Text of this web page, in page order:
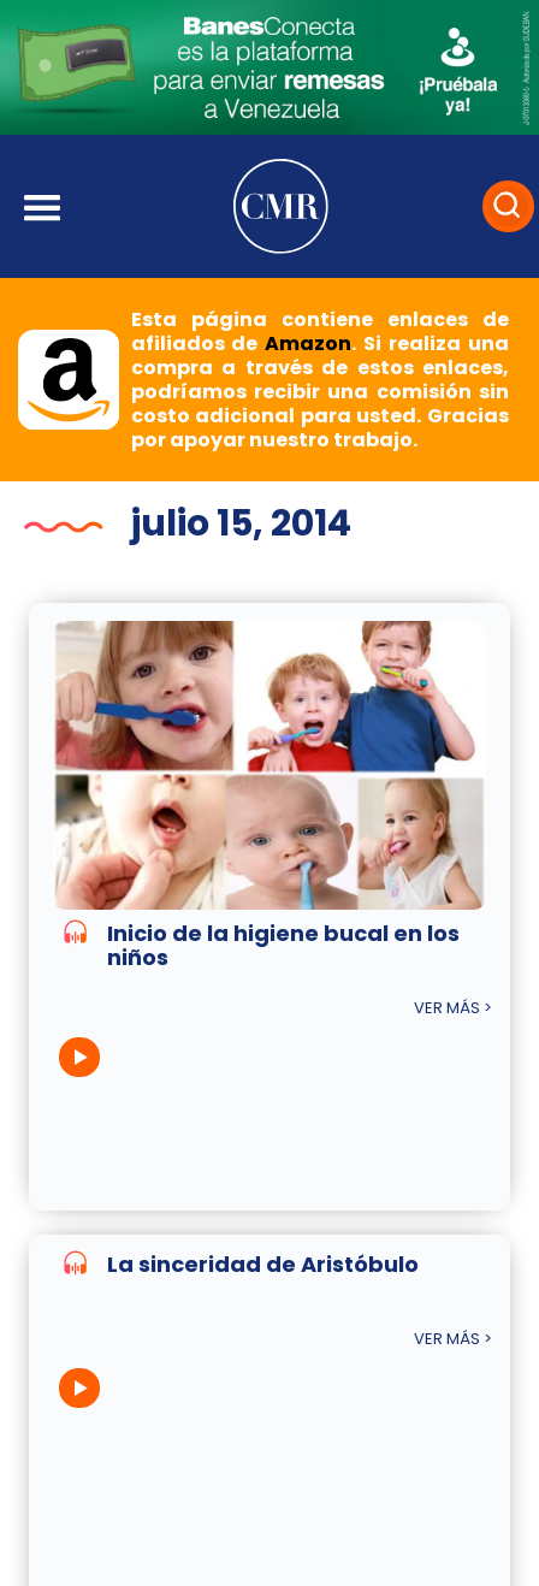
Esta página contiene enlaces de
afiliados deAmazon. Si realiza una
compra a través de estos enlaces,
podríamos recibir una comisión sin
costo adicional para usted. Gracias
por apoyar nuestro trabajo.
julio 15, 2014
Inicio de la higiene bucal en los
niños
VER MÁS >
La sinceridad de Aristóbulo
VER MÁS >